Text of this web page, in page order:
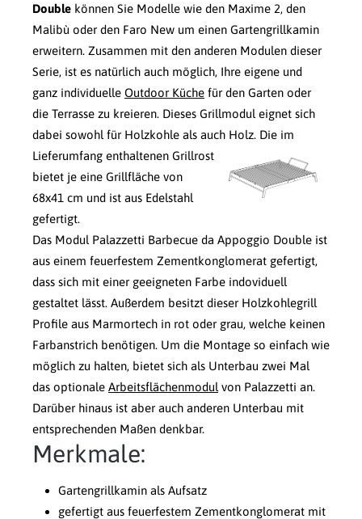
Double können Sie Modelle wie den Maxime 2, den
Malibù oder den Faro New um einen Gartengrillkamin
erweitern. Zusammen mit den anderen Modulen dieser
Serie, ist es natürlich auch möglich, Ihre eigene und
ganz individuelle Outdoor Küche für den Garten oder
die Terrasse zu kreieren. Dieses Grillmodul eignet sich
dabei sowohl für Holzkohle als auch Holz. Die im
Lieferumfang enthaltenen Grillrost
bietet je eine Grillfläche von
68x41 cm und ist aus Edelstahl
gefertigt.
Das Modul Palazzetti Barbecue da Appoggio Double ist
aus einem feuerfestem Zementkonglomerat gefertigt,
dass sich mit einer geeigneten Farbe indoviduell
gestaltet lässt. Außerdem besitzt dieser Holzkohlegrill
Profile aus Marmortech in rot oder grau, welche keinen
Farbanstrich benötigen. Um die Montage so einfach wie
möglich zu halten, bietet sich als Unterbau zwei Mal
das optionale Arbeitsflächenmodul von Palazzetti an.
Darüber hinaus ist aber auch anderen Unterbau mit
entsprechenden Maßen denkbar.
Merkmale:
Gartengrillkamin als Aufsatz
gefertigt aus feuerfestem Zementkonglomerat mit